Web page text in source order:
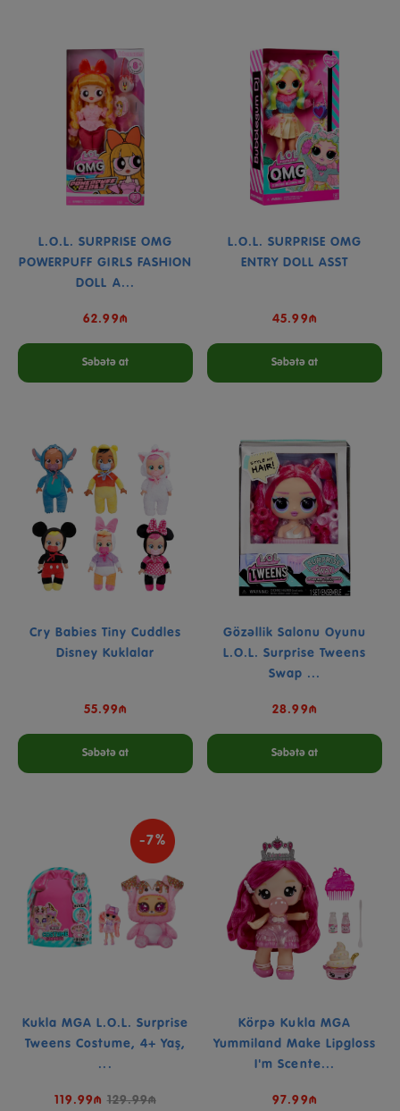
L.O.L. SURPRISE OMG
POWERPUFF GIRLS FASHION
DOLL A...
62.99₼
Səbətə at
L.O.L. SURPRISE OMG
ENTRY DOLL ASST
45.99₼
Səbətə at
Cry Babies Tiny Cuddles
Disney Kuklalar
55.99₼
Səbətə at
Gözəllik Salonu Oyunu
L.O.L. Surprise Tweens
Swap ...
28.99₼
Səbətə at
-7%
Kukla MGA L.O.L. Surprise
Tweens Costume, 4+ Yaş,
...
119.99₼ 129.99₼
Körpə Kukla MGA
Yummiland Make Lipgloss
I'm Scente...
97.99₼